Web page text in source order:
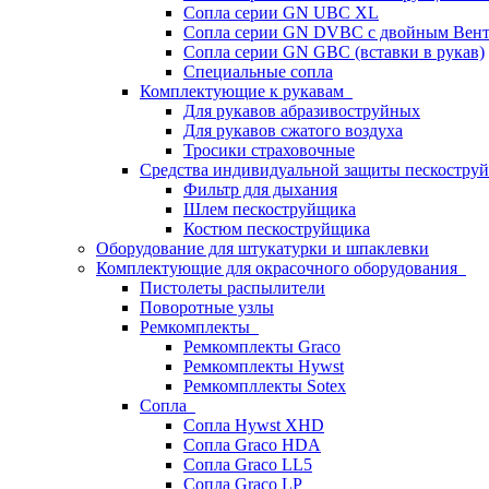
Сопла серии GN UBC XL
Сопла серии GN DVBC с двойным
Сопла серии GN GBC (вставки в рукав)
Специальные сопла
Комплектующие к рукавам
Для рукавов абразивоструйных
Для рукавов сжатого воздуха
Тросики страховочные
Средства индивидуальной защиты
Фильтр для дыхания
Шлем пескоструйщика
Костюм пескоструйщика
Оборудование для штукатурки и шпаклевки
Комплектующие для окрасочного оборудования
Пистолеты распылители
Поворотные узлы
Ремкомплекты
Ремкомплекты Graco
Ремкомплекты Hywst
Ремкомпллекты Sotex
Сопла
Сопла Hywst XHD
Сопла Graco HDA
Сопла Graco LL5
Сопла Graco LP